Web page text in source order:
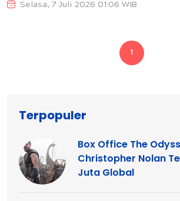
Selasa, 7 Juli 2026 01:06 WIB
1
Terpopuler
Box Office The
Christopher Nolan
Juta Global